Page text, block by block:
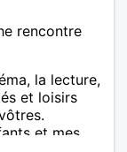
rencontre
la lecture,
et loisirs
et mes